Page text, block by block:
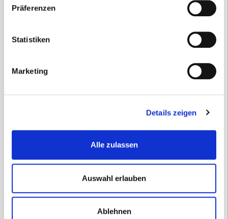
Präferenzen
Statistiken
Marketing
Details zeigen
Alle zulassen
Auswahl erlauben
Ablehnen
Warnweste DIN EN 471 orange
inkl. 19 % MwSt.
Versandkosten